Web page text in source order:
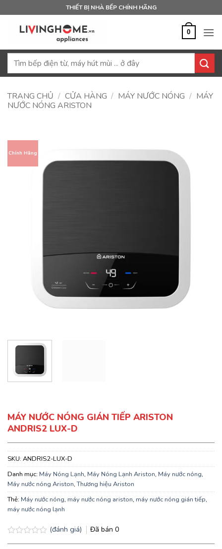
qua
THIẾT BỊ NHÀ BẾP CHÍNH HÃNG
0
Tìm
TRANG CHỦ / CỬA HÀNG / MÁY NƯỚC NÓNG / MÁY
NƯỚC NÓNG ARISTON
Chính Hãng
MÁY NƯỚC NÓNG GIÁN TIẾP ARISTON
ANDRIS2 LUX-D
SKU: ANDRIS2-LUX-D
Danh mục: Máy Nóng Lạnh, Máy Nóng Lạnh Ariston, Máy nước nóng,
Máy nước nóng Ariston,Thương hiệu Ariston
Thẻ: Máy nước nóng, máy nước nóng ariston, máy nước nóng gián tiếp,
máy nước nóng lạnh
(đánh giá) Đã bán 0